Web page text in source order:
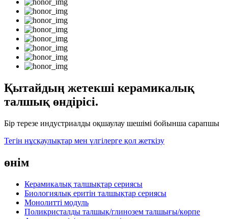
Қытайдың жетекші керамикалық
талшық өндірісі.
Бір терезе индустриалды оқшаулау шешімі бойынша сарапшы
Тегін нұсқаулықтар мен үлгілерге қол жеткізу
өнім
Керамикалық талшықтар сериясы
Биологиялық еритін талшықтар сериясы
Монолитті модуль
Поликристалды талшық/глинозем талшығы/көрпе